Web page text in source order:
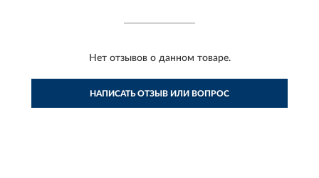
Нет отзывов о данном товаре.
НАПИСАТЬ ОТЗЫВ ИЛИ ВОПРОС